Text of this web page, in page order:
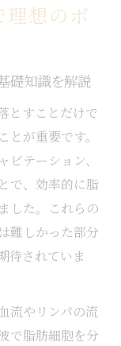
ット成功の
術体験談ま
の魅力
ダイエット
る組み合わ
肉ケアの新
イントとは
果を徹底解説
理想のボ
礎知識を解説
とすことだけで
が重要です。
テーション、
で、効率的に脂
した。これらの
難しかった部分
待されていま
流やリンパの流
で脂肪細胞を分